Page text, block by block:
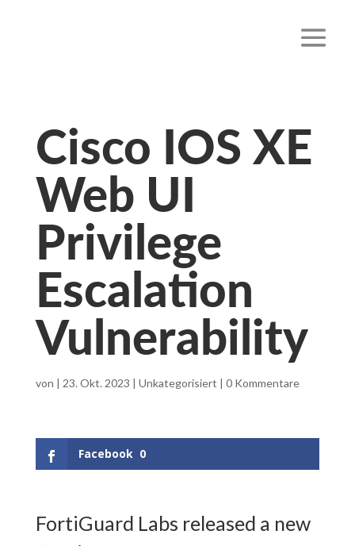
Cisco IOS XE
Web UI
Privilege
Escalation
Vulnerability
von | 23. Okt. 2023 | Unkategorisiert | 0 Kommentare
Facebook 0
FortiGuard Labs released a new